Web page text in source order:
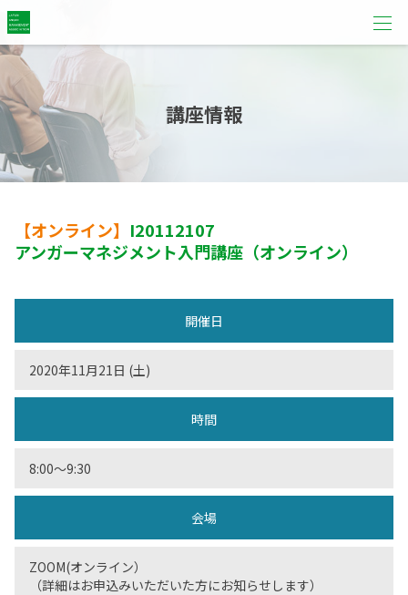
講座情報
【オンライン】 I20112107
アンガーマネジメント入門講座（オンライン）
開催日
2020年11月21日 (土)
時間
8:00〜9:30
会場
ZOOM(オンライン）
（詳細はお申込みいただいた方にお知らせします）